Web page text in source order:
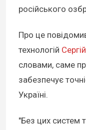
російського
Про це
технологій
словами, саме
забезпечує
Україні.
"Без цих систем